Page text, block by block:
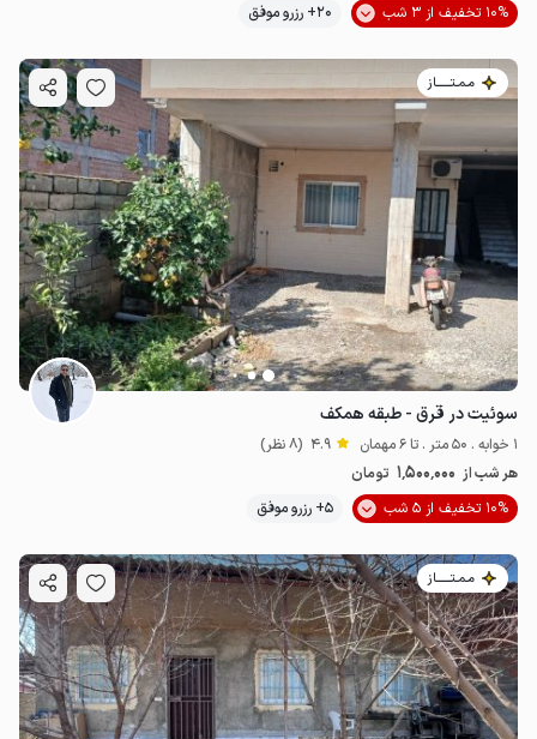
2.5 میلیون ت 4
10% تخفیف از 3 شب
20+ رزرو موفق
مـمـتــــــاز
سوئیت در قرق - طبقه همکف
1 خوابه . 50 متر . تا 6 مهمان 4.9 (8 نظر)
هر شب از 1٬500٬000 تومان
10% تخفیف از 5 شب
5+ رزرو موفق
مـمـتــــــاز